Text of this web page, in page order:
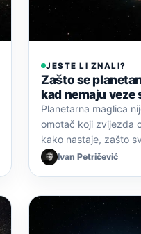
JESTE LI ZNALI?
Zašto se
kad nemaju veze
Planetarna maglica
omotač koji zvijezda
kako nastaje, zašto
Ivan Petričević